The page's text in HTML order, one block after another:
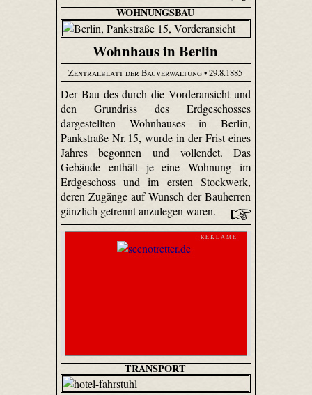
WOHNUNGSBAU
Wohnhaus in Berlin
Zentralblatt der Bauverwaltung• 29.8.1885
Der Bau des durch die Vorderansicht und
den Grundriss des Erdgeschosses
dargestellten Wohnhauses in Berlin,
Pankstraße Nr. 15, wurde in der Frist eines
Jahres begonnen und vollendet. Das
Gebäude enthält je eine Wohnung im
Erdgeschoss und im ersten Stockwerk,
deren Zugänge auf Wunsch der Bauherren
gänzlich getrennt anzulegen waren.
- R E K L A M E -
TRANSPORT